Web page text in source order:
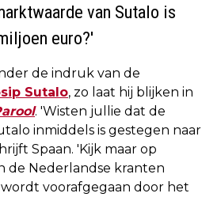
van Sutalo is
euro?'
de indruk van de
Sutalo, zo laat hij blijken in
. 'Wisten jullie dat de
inmiddels is gestegen naar
Spaan. 'Kijk maar op
de Nederlandse kranten
voorafgegaan door het